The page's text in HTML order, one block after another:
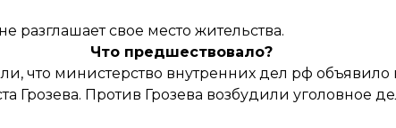
разглашает свое место жительства.
Что предшествовало?
что министерство внутренних дел рф объявило
Грозева. Против Грозева возбудили уголовное